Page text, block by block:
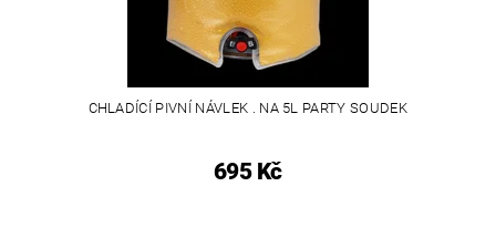
CHLADÍCÍ PIVNÍ NÁVLEK . NA 5L PARTY SOUDEK
695 Kč